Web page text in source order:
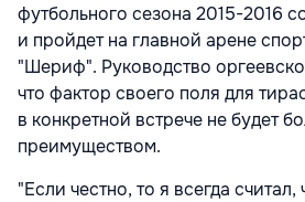
футбольного сезона 2015-2016
и пройдет на главной арене
"Шериф". Руководство
что фактор своего поля для
в конкретной встрече не будет
преимуществом.
"Если честно, то я всегда